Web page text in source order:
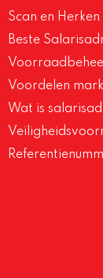
Scan en
Beste
Voordelen
Wat is